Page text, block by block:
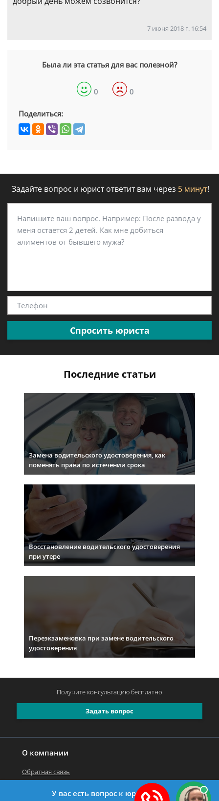
7 июня 2018 г. 16:54
Была ли эта статья для вас полезной?
0 0
Поделиться:
Задайте вопрос и юрист ответит вам через 5 минут!
Спросить юриста
Последние статьи
Замена водительского удостоверения, как
поменять права по истечении срока
Восстановление водительского удостоверения
при утере
Переэкзаменовка при замене водительского
удостоверения
О компании
Обратная связь
Задать вопрос
Получите консультациюбесплатно
У вас есть вопрос к юристу?